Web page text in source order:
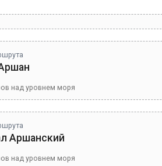
над уровнем моря
Аршанский
над уровнем моря